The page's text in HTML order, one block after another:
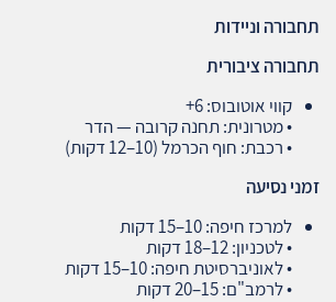
תחבורה וניידות
תחבורה ציבורית
קווי אוטובוס: 6+
• מטרונית: תחנה קרובה — הדר
• רכבת: חוף הכרמל (10–12 דקות)
זמני נסיעה
למרכז חיפה: 10–15 דקות
• לטכניון: 12–18 דקות
• לאוניברסיטת חיפה: 10–15 דקות
• לרמב"ם: 15–20 דקות